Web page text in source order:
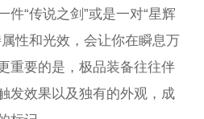
件“传说之剑”或是一对“星辉
性和光效，会让你在瞬息万
重要的是，极品装备往往伴
发效果以及独有的外观，成